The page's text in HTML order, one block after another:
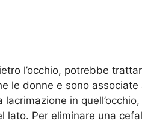
l’occhio, potrebbe
le donne e sono associate
lacrimazione in
lato. Per eliminare una